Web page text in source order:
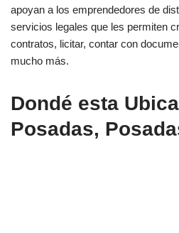
apoyan a los emprendedores de
servicios legales que les permiten
contratos, licitar, contar con
mucho más.
Dondé esta
Posadas,